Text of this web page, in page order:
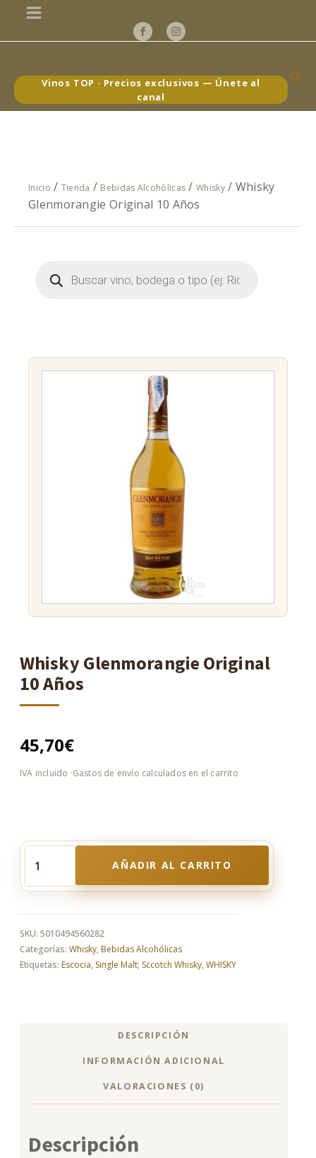
Vinos TOP · Precios exclusivos — Únete al
canal
Inicio / Tienda / Bebidas Alcohólicas /Whisky/ Whisky
Glenmorangie Original 10 Años
Búsqueda
Whisky Glenmorangie Original
10 Años
45,70€
Glenmorangie
10
Años
cantidad
AÑADIR AL CARRITO
SKU: 5010494560282
Categorías: Whisky, Bebidas Alcohólicas
Etiquetas: Escocia, Single Malt; Sccotch Whisky,WHISKY
DESCRIPCIÓN
INFORMACIÓN ADICIONAL
VALORACIONES (0)
Descripción